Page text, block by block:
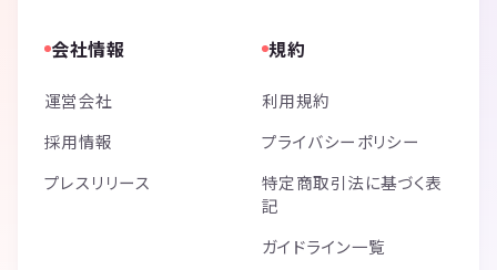
会社情報
運営会社
採用情報
プレスリリース
規約
利用規約
プライバシーポリシー
特定商取引法に基づく表
記
ガイドライン一覧